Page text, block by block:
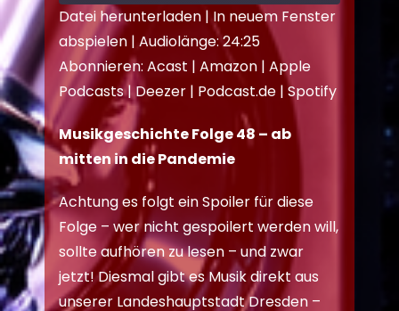
Acast Amazon
Apple Podcasts Deezer
Podcast.de Spotify
RSS FEED
TEILEN
LINK
EMBED
Datei herunterladen | In neuem Fenster
abspielen | Audiolänge: 24:25
Abonnieren: Acast | Amazon | Apple
Podcasts|Deezer | Podcast.de | Spotify
Musikgeschichte Folge 48 – ab
mitten in die Pandemie
Achtung es folgt ein Spoiler für diese
Folge – wer nicht gespoilert werden will,
sollte aufhören zu lesen – und zwar
jetzt! Diesmal gibt es Musik direkt aus
unserer Landeshauptstadt Dresden –